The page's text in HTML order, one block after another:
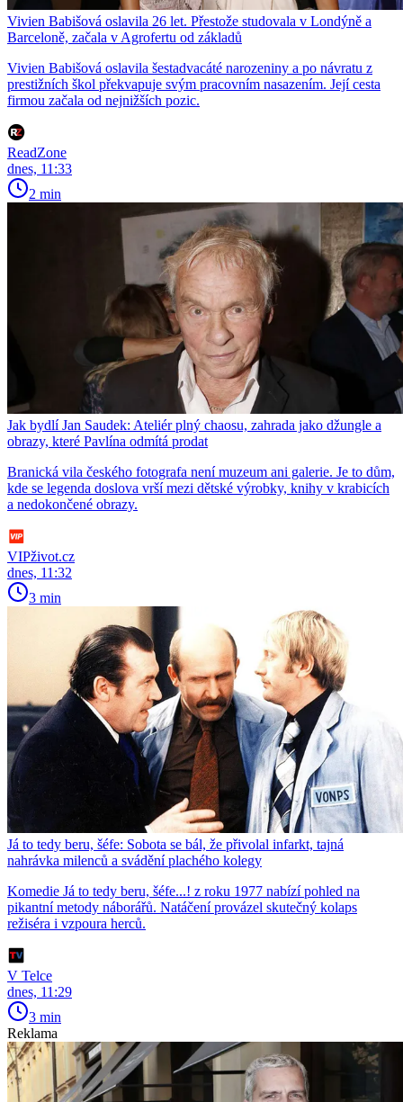
Vivien Babišová oslavila 26 let. Přestože studovala v Londýně a
Barceloně, začala v Agrofertu od základů
Vivien Babišová oslavila šestadvacáté narozeniny a po návratu z
prestižních škol překvapuje svým pracovním nasazením. Její cesta
firmou začala od nejnižších pozic.
ReadZone
dnes, 11:33
2 min
Jak bydlí Jan Saudek: Ateliér plný chaosu, zahrada jako džungle a
obrazy, které Pavlína odmítá prodat
Branická vila českého fotografa není muzeum ani galerie. Je to dům,
kde se legenda doslova vrší mezi dětské výrobky, knihy v krabicích
a nedokončené obrazy.
VIPživot.cz
dnes, 11:32
3 min
Já to tedy beru, šéfe: Sobota se bál, že přivolal infarkt, tajná
nahrávka milenců a svádění plachého kolegy
Komedie Já to tedy beru, šéfe...! z roku 1977 nabízí pohled na
pikantní metody náborářů. Natáčení provázel skutečný kolaps
režiséra i vzpoura herců.
V Telce
dnes, 11:29
3 min
Reklama